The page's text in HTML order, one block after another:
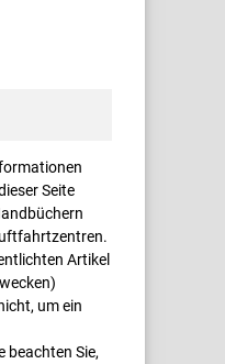
Seite
Artikel
um ein
Sie,